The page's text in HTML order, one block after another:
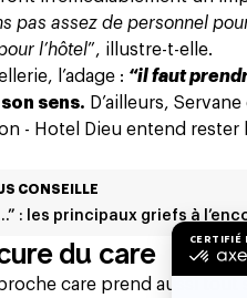
pas assez de personnel
l’hôtel”, illustre-t-elle.
l’adage : “il faut
sens. D’ailleurs,
- Hotel Dieu entend
CONSEILLE
: les principaux griefs à
du care
care prend aussi tout